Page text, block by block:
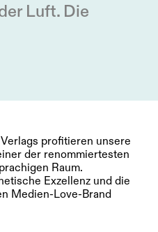
Luft. Die
profitieren unsere
der renommiertesten
Raum.
Exzellenz und die
Medien-Love-Brand